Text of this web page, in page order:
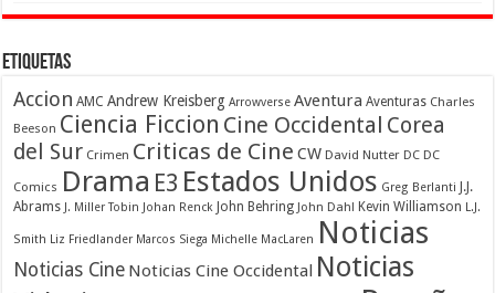
Etiquetas
Accion AMC Andrew Kreisberg Arrowverse Aventura Aventuras Charles
Beeson Ciencia Ficcion Cine Occidental Corea
del Sur Crimen Criticas de Cine CW David Nutter DC DC
Comics Drama E3 Estados Unidos Greg Berlanti
J.J.
Abrams J. Miller Tobin Johan Renck John Behring John Dahl Kevin Williamson L.J.
Smith Liz Friedlander Marcos Siega Michelle MacLaren Noticias
Noticias Cine Noticias Cine Occidental Noticias